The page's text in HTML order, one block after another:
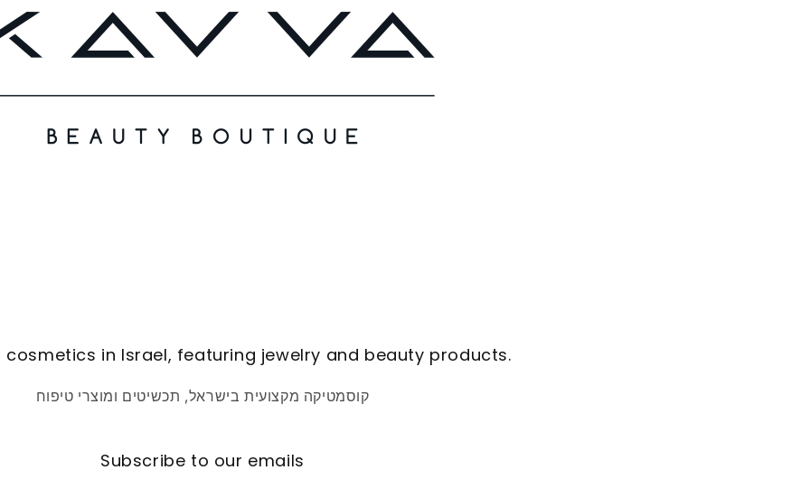
in Israel, featuring jewelry and beauty products.
קוסמטיקה מקצועית בישראל, תכשיטים ומוצרי טיפוח
Subscribe to our emails